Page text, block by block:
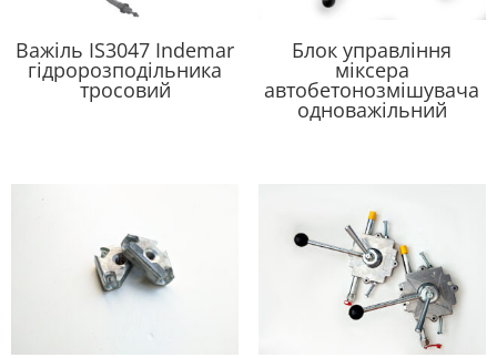
Важіль IS3047 Indemar
гідророзподільника
тросовий
Блок управління
міксера
автобетонозмішувача
одноважільний